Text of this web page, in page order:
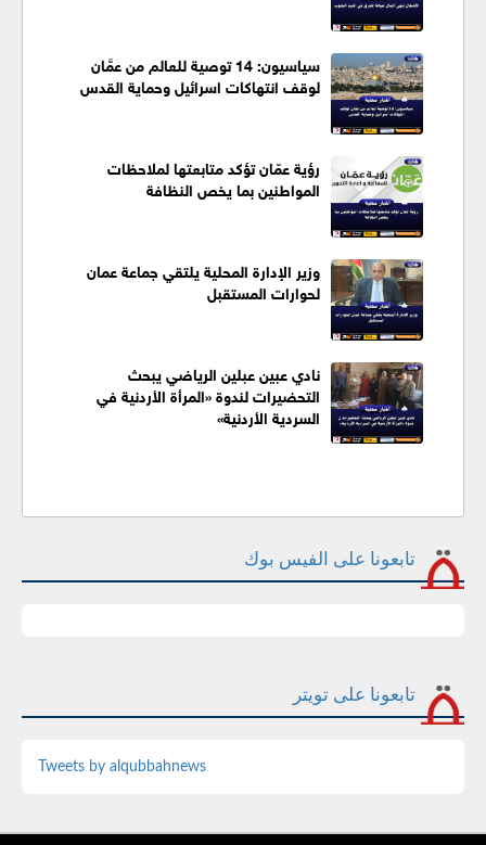
سياسيون: 14 توصية للعالم من عمَّان
لوقف انتهاكات اسرائيل وحماية القدس
رؤية عمّان تؤكد متابعتها لملاحظات
المواطنين بما يخص النظافة
وزير الإدارة المحلية يلتقي جماعة عمان
لحوارات المستقبل
نادي عبين عبلين الرياضي يبحث
التحضيرات لندوة «المرأة الأردنية في
السردية الأردنية»
تابعونا على الفيس بوك
تابعونا على تويتر
Tweets by alqubbahnews